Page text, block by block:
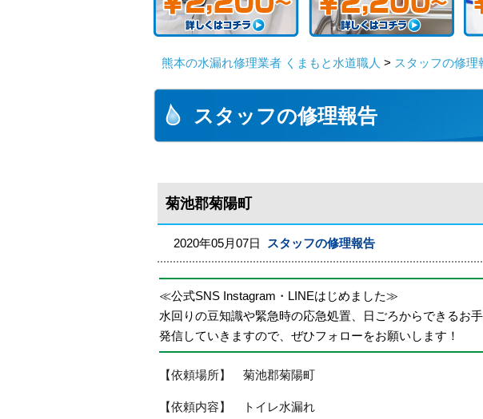
熊本の水漏れ修理業者 くまもと水道職人 > スタッフの修理
スタッフの修理報告
菊池郡菊陽町
2020年05月07日 スタッフの修理報告
≪公式SNS Instagram・LINEはじめました≫
水回りの豆知識や緊急時の応急処置、日ごろからできるお
発信していきますので、ぜひフォローをお願いします！
【依頼場所】 菊池郡菊陽町
【依頼内容】 トイレ水漏れ